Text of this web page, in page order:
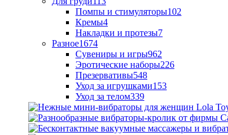
Помпы и стимуляторы102
Кремы4
Накладки и протезы7
Разное1674
Сувениры и игры962
Эротические наборы226
Презервативы548
Уход за игрушками153
Уход за телом339